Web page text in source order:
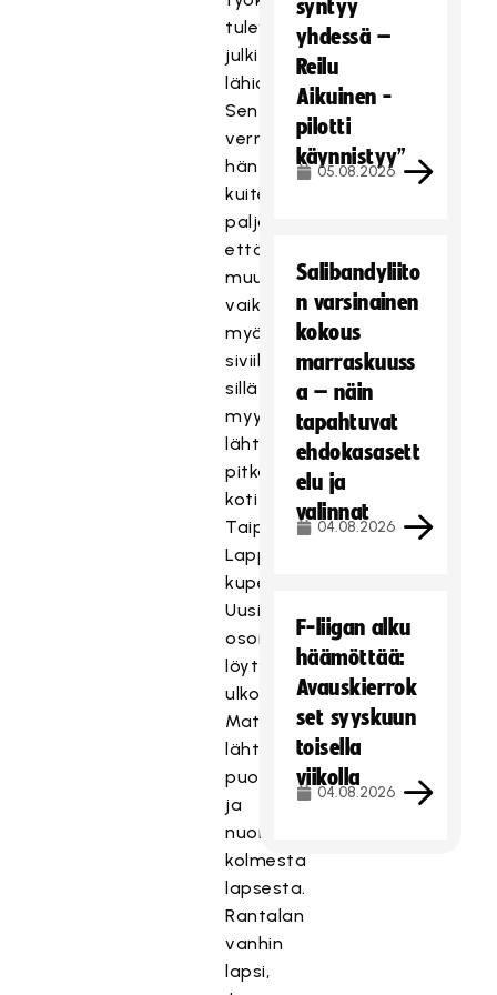
tulevat
julki
lähiaikoina.
Sen
verran
hän
kuitenkin
paljastaa,
että
muutokset
vaikuttavat
myös
siviilipuoleen,
sillä
myyntiin
lähtee
pitkäaikainen
koti
Taipalsaarella
Lappeenrannan
kupeessa.
Uusi
osoite
löytyy
ulkomailta.
Matkaan
lähtee
puoliso
ja
nuorin
kolmesta
lapsesta.
Rantalan
vanhin
lapsi,
syntyy
yhdessä –
Reilu
Aikuinen -
pilotti
käynnistyy”
05.08.2026
Salibandyliito
n varsinainen
kokous
marraskuuss
a – näin
tapahtuvat
ehdokasasett
elu ja
valinnat
04.08.2026
F-liigan alku
häämöttää:
Avauskierrok
set syyskuun
toisella
viikolla
04.08.2026